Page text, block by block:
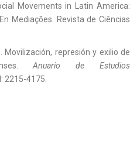
Movements in Latin America:
Mediações. Revista de Ciências
Movilización, represión y exilio de
Anuario de Estudios
2215-4175.